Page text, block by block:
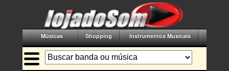
Músicas Shopping Instrumentos Musicais